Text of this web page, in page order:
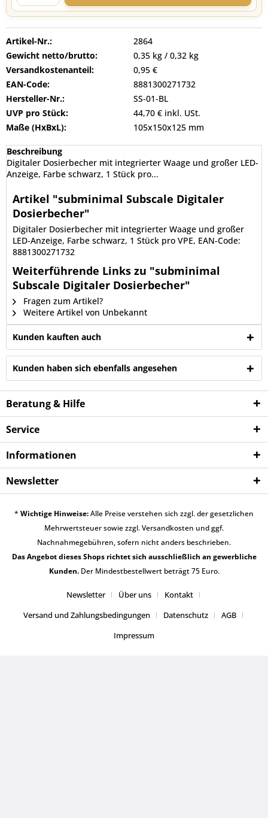
Artikel-Nr.:
2864
Gewicht netto/brutto:
0,35 kg / 0,32 kg
Versandkostenanteil:
0,95 €
EAN-Code:
8881300271732
Hersteller-Nr.:
SS-01-BL
UVP pro Stück:
44,70 € inkl. USt.
Maße (HxBxL):
105x150x125 mm
Beschreibung
Digitaler Dosierbecher mit integrierter Waage und großer LED-
Anzeige, Farbe schwarz, 1 Stück pro...
Artikel "subminimal Subscale Digitaler
Dosierbecher"
Digitaler Dosierbecher mit integrierter Waage und großer
LED-Anzeige, Farbe schwarz, 1 Stück pro VPE, EAN-Code:
8881300271732
Weiterführende Links zu "subminimal
Subscale Digitaler Dosierbecher"
Fragen zum Artikel?
Weitere Artikel von Unbekannt
Kunden kauften auch
Kunden haben sich ebenfalls angesehen
Beratung & Hilfe
Service
Informationen
Newsletter
* Wichtige Hinweise:Alle Preise verstehen sich zzgl. der gesetzlichen
Mehrwertsteuer sowie zzgl.Versandkosten und ggf.
Nachnahmegebühren, sofern nicht anders beschrieben.
Das Angebot dieses Shops richtet sich ausschließlich an gewerbliche
Kunden.Der Mindestbestellwert beträgt 75 Euro.
Newsletter Über uns
Kontakt
Versand und Zahlungsbedingungen
Datenschutz
AGB
Impressum